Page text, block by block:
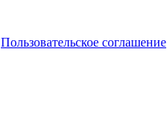
Пользовательское соглашение